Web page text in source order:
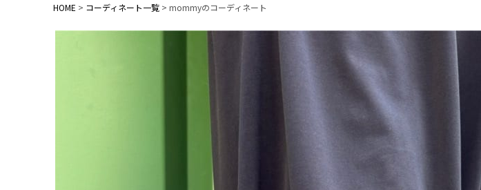
HOME コーディネート一覧 mommyのコーディネート